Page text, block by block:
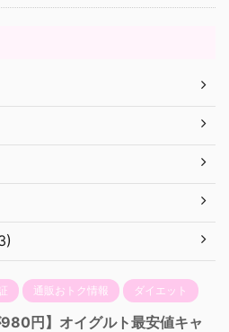
通販おトク情報 ダイエット
980円】オイグルト最安値キャ